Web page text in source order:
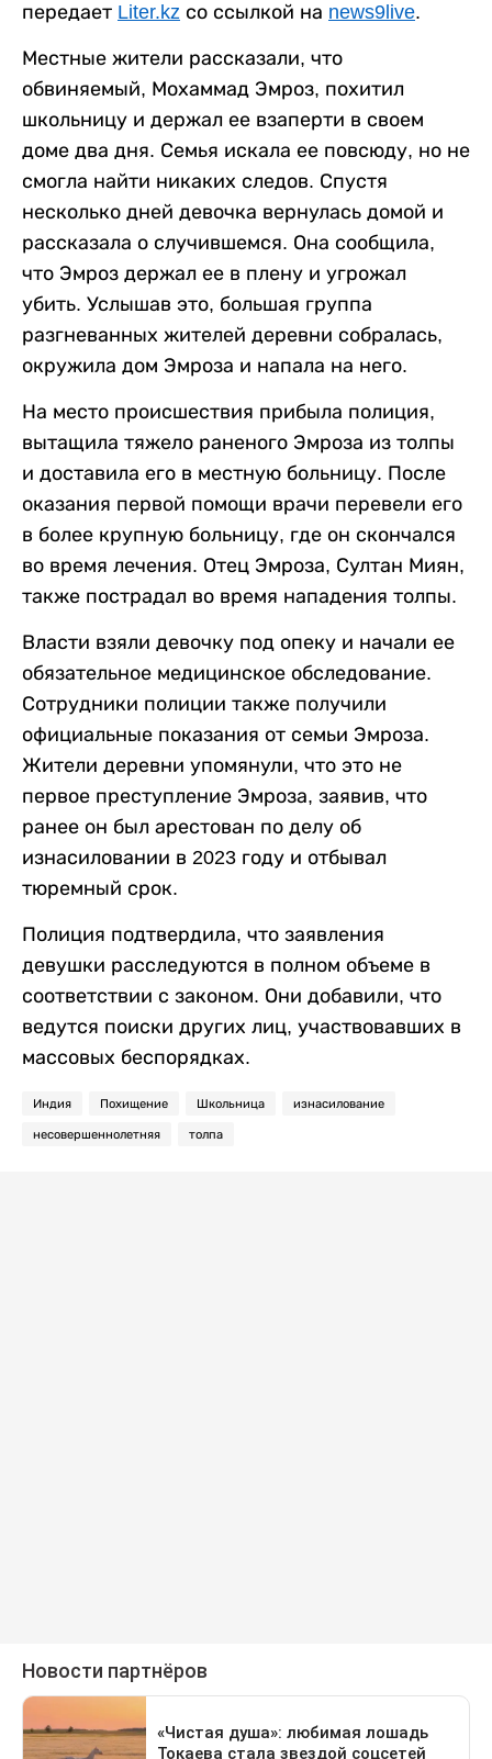
передает Liter.kz со ссылкой на news9live.
Местные жители рассказали, что
обвиняемый, Мохаммад Эмроз, похитил
школьницу и держал ее взаперти в своем
доме два дня. Семья искала ее повсюду, но не
смогла найти никаких следов. Спустя
несколько дней девочка вернулась домой и
рассказала о случившемся. Она сообщила,
что Эмроз держал ее в плену и угрожал
убить. Услышав это, большая группа
разгневанных жителей деревни собралась,
окружила дом Эмроза и напала на него.
На место происшествия прибыла полиция,
вытащила тяжело раненого Эмроза из толпы
и доставила его в местную больницу. После
оказания первой помощи врачи перевели его
в более крупную больницу, где он скончался
во время лечения. Отец Эмроза, Султан Миян,
также пострадал во время нападения толпы.
Власти взяли девочку под опеку и начали ее
обязательное медицинское обследование.
Сотрудники полиции также получили
официальные показания от семьи Эмроза.
Жители деревни упомянули, что это не
первое преступление Эмроза, заявив, что
ранее он был арестован по делу об
изнасиловании в 2023 году и отбывал
тюремный срок.
Полиция подтвердила, что заявления
девушки расследуются в полном объеме в
соответствии с законом. Они добавили, что
ведутся поиски других лиц, участвовавших в
массовых беспорядках.
Индия Похищение Школьница изнасилование
несовершеннолетняя толпа